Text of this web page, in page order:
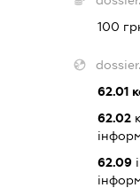
100
62.01
62.02
62.09